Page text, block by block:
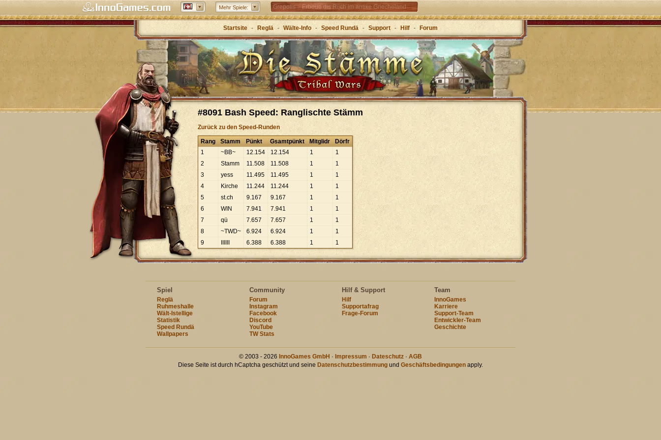
Mehr Spiele: Grepolis – Erboue dis Riich im antike Griecheland
Startsite - Reglä - Wälte-Info - Speed Rundä - Support - Hilf - Forum
#8091 Bash Speed: Ranglischte Stämm
Zurück zu den Speed-Runden
Rang Stamm Pünkt Gsamtpünkt Mitglidr
Dörfr
1
~BB~ 12.154 12.154 1
1
2
Stamm 11.508 11.508 1
1
3
yess 11.495 11.495 1
1
4
Kirche 11.244 11.244 1
1
5
st.ch 9.167 9.167 1
1
6
WIN 7.941 7.941 1
1
7
qü 7.657 7.657 1
1
8
~TWD~ 6.924 6.924 1
1
9
6.388 6.388 1 1
Spiel
Reglä
Ruhmeshalle
Wält-Istellige
Statistik
Speed Rundä
Wallpapers
Community
Forum
Instagram
Facebook
Discord
YouTube
TW Stats
Hilf & Support
Hilf
Supportafrag
Frage-Forum
Team
InnoGames
Karriere
Support-Team
Entwickler-Team
Geschichte
© 2003 - 2026 InnoGames GmbH · Impressum · Dateschutz · AGB
Diese Seite ist durch hCaptcha geschützt und seine Datenschutzbestimmung und Geschäftsbedingungen apply.